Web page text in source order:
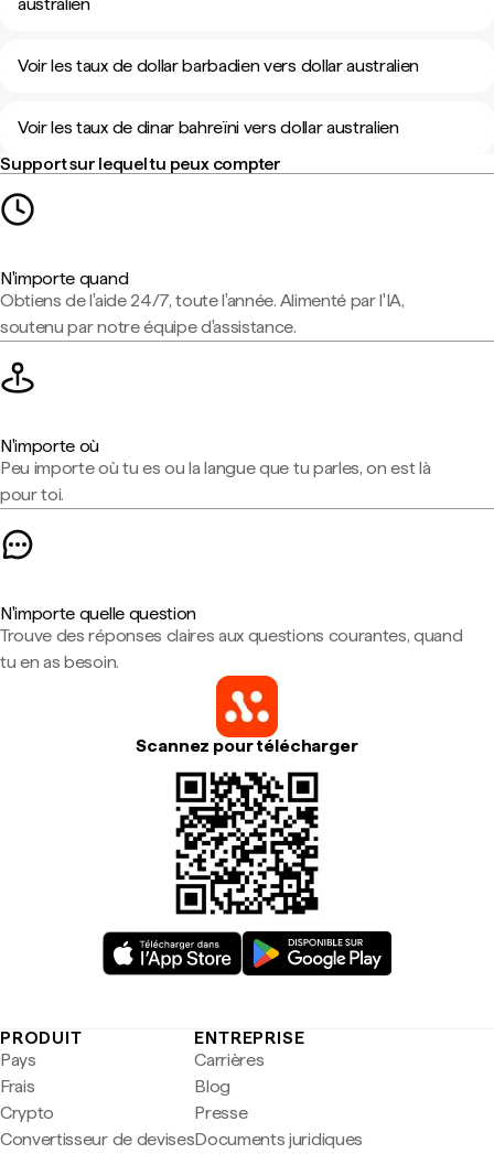
Voir les taux de dollar barbadien vers dollar australien
Voir les taux de dinar bahreïni vers dollar australien
Support sur lequel tu peux compter
N'importe quand
Obtiens de l'aide 24/7, toute l'année. Alimenté par l'IA,
soutenu par notre équipe d'assistance.
N'importe où
Peu importe où tu es ou la langue que tu parles, on est là
pour toi.
N'importe quelle question
Trouve des réponses claires aux questions courantes, quand
tu en as besoin.
Scannez pour télécharger
PRODUIT
Pays
Frais
Crypto
Convertisseur de devises
ENTREPRISE
Carrières
Blog
Presse
Documents juridiques